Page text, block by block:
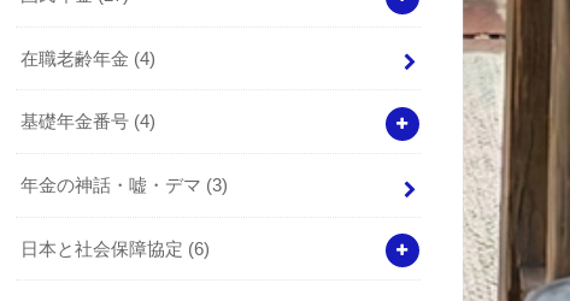
在職老齢年金 (4)
基礎年金番号 (4)
年金の神話・嘘・デマ (3)
日本と社会保障協定 (6)